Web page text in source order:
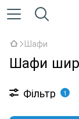
Шафи
Шафи
Фільтр 1